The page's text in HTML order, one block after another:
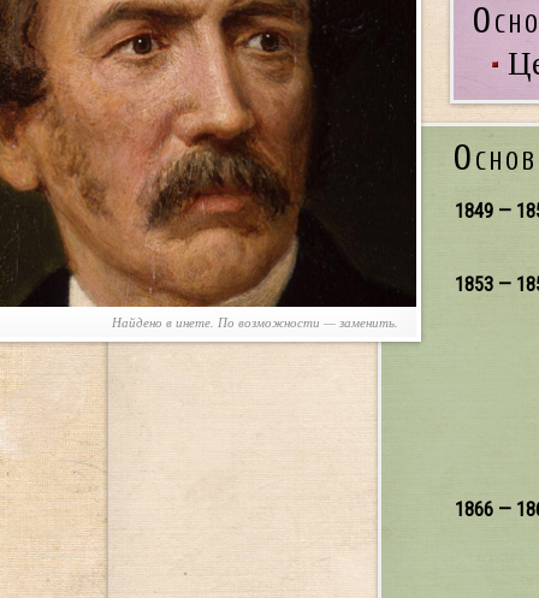
Найдено в инете. По возможности — заменить.
1849 —
1853 —
1866 —